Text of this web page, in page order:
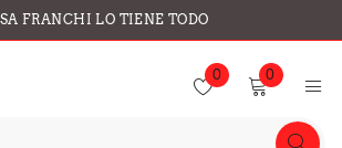
FRANCHI LO TIENE TODO
0 0